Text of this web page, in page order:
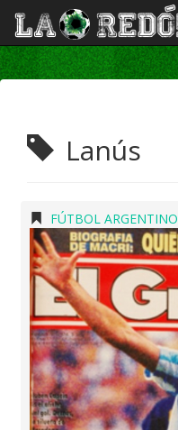
Lanús
FÚTBOL ARGENTINO